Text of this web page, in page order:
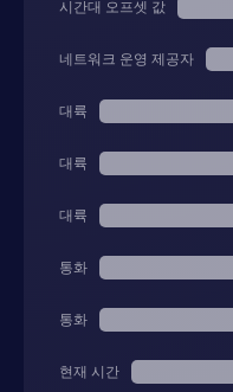
시간대 오프셋 값
네트워크 운영 제공자
대륙
대륙
대륙
통화
통화
현재 시간